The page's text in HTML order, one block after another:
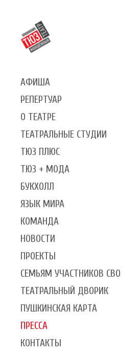
АФИША
РЕПЕРТУАР
О ТЕАТРЕ
ТЕАТРАЛЬНЫЕ СТУДИИ
ТЮЗ ПЛЮС
ТЮЗ + МОДА
БУКХОЛЛ
ЯЗЫК МИРА
КОМАНДА
НОВОСТИ
ПРОЕКТЫ
СЕМЬЯМ УЧАСТНИКОВ СВО
ТЕАТРАЛЬНЫЙ ДВОРИК
ПУШКИНСКАЯ КАРТА
ПРЕССА
КОНТАКТЫ